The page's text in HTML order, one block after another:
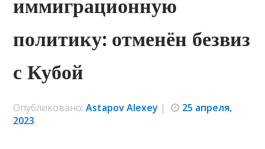
иммиграционную
политику: отменён безвиз
с Кубой
Опубликовано:Astapov Alexey |
25 апреля,
2023.